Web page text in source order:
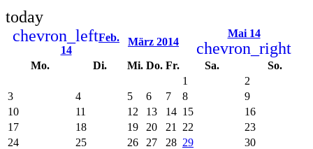
today
chevron_leftFeb.
14
März 2014
Mai 14
chevron_right
Mo. Di. Mi. Do. Fr. Sa.
So.
1
2
3
4 5 6 7 8
9
10
11 12 13 14 15
16
17
18 19 20 21 22
23
24
25 26 27 28 29
30